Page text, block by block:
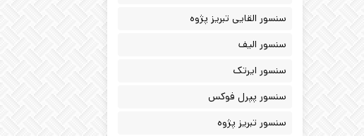
سنسور القایی تبریز پژوه
سنسور الیف
سنسور ایرتک
سنسور پپرل فوکس
سنسور تبریز پژوه